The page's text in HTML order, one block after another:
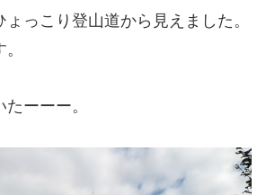
っこり登山道から見えました。
ーーー。